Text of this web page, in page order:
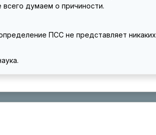
думаем о причиности.
ПСС не представляет никаких